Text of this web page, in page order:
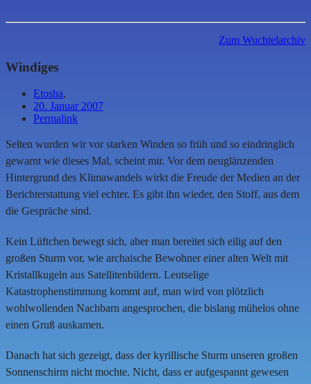
Zum Wuchtelarchiv
Windiges
Etosha,
20. Januar 2007
Permalink
Selten wurden wir vor starken Winden so früh und so eindringlich
gewarnt wie dieses Mal, scheint mir. Vor dem neuglänzenden
Hintergrund des Klimawandels wirkt die Freude der Medien an der
Berichterstattung viel echter. Es gibt ihn wieder, den Stoff, aus dem
die Gespräche sind.
Kein Lüftchen bewegt sich, aber man bereitet sich eilig auf den
großen Sturm vor, wie archaische Bewohner einer alten Welt mit
Kristallkugeln aus Satellitenbildern. Leutselige
Katastrophenstimmung kommt auf, man wird von plötzlich
wohlwollenden Nachbarn angesprochen, die bislang mühelos ohne
einen Gruß auskamen.
Danach hat sich gezeigt, dass der kyrillische Sturm unseren großen
Sonnenschirm nicht mochte. Nicht, dass er aufgespannt gewesen